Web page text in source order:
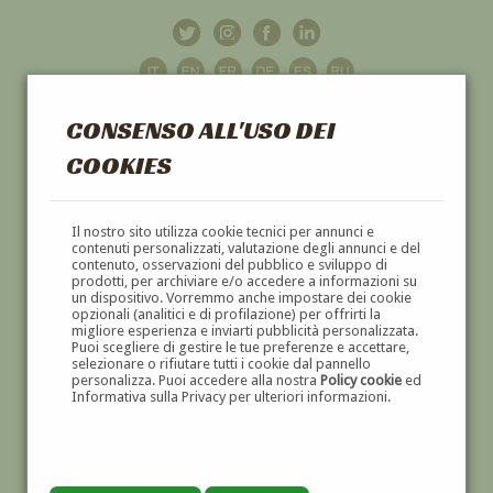
CONSENSO ALL'USO DEI
COOKIES
Il nostro sito utilizza cookie tecnici per annunci e
contenuti personalizzati, valutazione degli annunci e del
contenuto, osservazioni del pubblico e sviluppo di
prodotti, per archiviare e/o accedere a informazioni su
un dispositivo. Vorremmo anche impostare dei cookie
opzionali (analitici e di profilazione) per offrirti la
migliore esperienza e inviarti pubblicità personalizzata.
Puoi scegliere di gestire le tue preferenze e accettare,
selezionare o rifiutare tutti i cookie dal pannello
personalizza. Puoi accedere alla nostra Policy cookieed
Informativa sulla Privacy per ulteriori informazioni.
GALLERIAD'ARTE
DIPINTI E SCULTURE '800 E '900